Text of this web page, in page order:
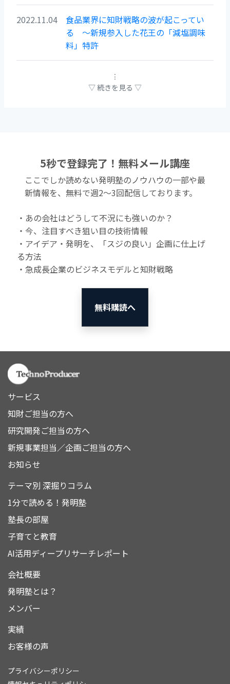
2022.11.04
食品業界に知財戦略の波が起こってい
る ～新規参入した花王の「減塩調味
料」特許
5秒で登録完了！無料メール講座
ここでしか読めない発明塾のノウハウの一部や最
新情報を、無料で週2〜3回配信しております。
・あの会社はどうして不況にも強いのか？
・今、注目すべき狙い目の技術情報
・アイデア・発明を、「スジの良い」企画に仕上げ
る方法
・急成長企業のビジネスモデルと知財戦略
無料購読へ
サービス
知財ご担当の方へ
研究開発ご担当の方へ
新規事業担当／企画ご担当の方へ
お知らせ
テーマ別 深掘りコラム
1分で読める！発明塾
塾長の部屋
子育てと教育
AI活用ディープリサーチレポート
会社概要
発明塾とは？
メンバー
実績
お客様の声
プライバシーポリシー